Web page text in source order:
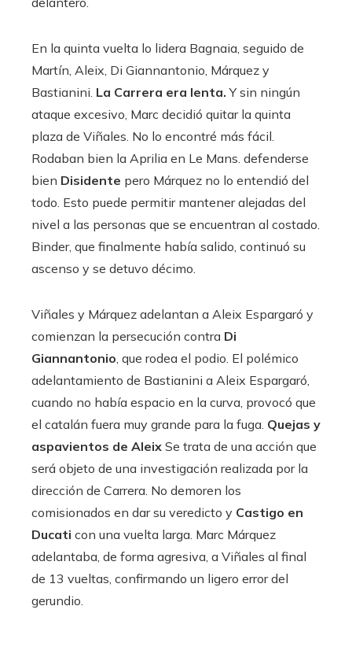
En la quinta vuelta lo lidera Bagnaia, seguido de
Martín, Aleix, Di Giannantonio, Márquez y
Bastianini. La Carrera era lenta. Y sin ningún
ataque excesivo, Marc decidió quitar la quinta
plaza de Viñales. No lo encontré más fácil.
Rodaban bien la Aprilia en Le Mans. defenderse
bien Disidente pero Márquez no lo entendió del
todo. Esto puede permitir mantener alejadas del
nivel a las personas que se encuentran al costado.
Binder, que finalmente había salido, continuó su
ascenso y se detuvo décimo.
Viñales y Márquez adelantan a Aleix Espargaró y
comienzan la persecución contra Di
Giannantonio, que rodea el podio. El polémico
adelantamiento de Bastianini a Aleix Espargaró,
cuando no había espacio en la curva, provocó que
el catalán fuera muy grande para la fuga. Quejas y
aspavientos de Aleix Se trata de una acción que
será objeto de una investigación realizada por la
dirección de Carrera. No demoren los
comisionados en dar su veredicto y Castigo en
Ducati con una vuelta larga. Marc Márquez
adelantaba, de forma agresiva, a Viñales al final
de 13 vueltas, confirmando un ligero error del
gerundio.